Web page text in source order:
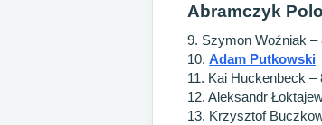
Abramczyk
9. Szymon Woźniak –
10. Adam Putkowski
11. Kai Huckenbeck –
12. Aleksandr
13. Krzysztof